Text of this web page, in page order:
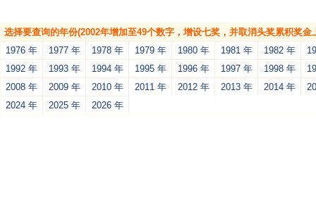
选择要查询的年份(2002年增加至49个数字，增设七奖，并取消头奖累积奖
1976 年
1977 年 1978 年 1979 年 1980 年 1981 年 1982 年
1992 年
1993 年 1994 年 1995 年 1996 年 1997 年 1998 年
2008 年
2009 年 2010 年 2011 年 2012 年 2013 年 2014 年
2024 年
2025 年 2026 年